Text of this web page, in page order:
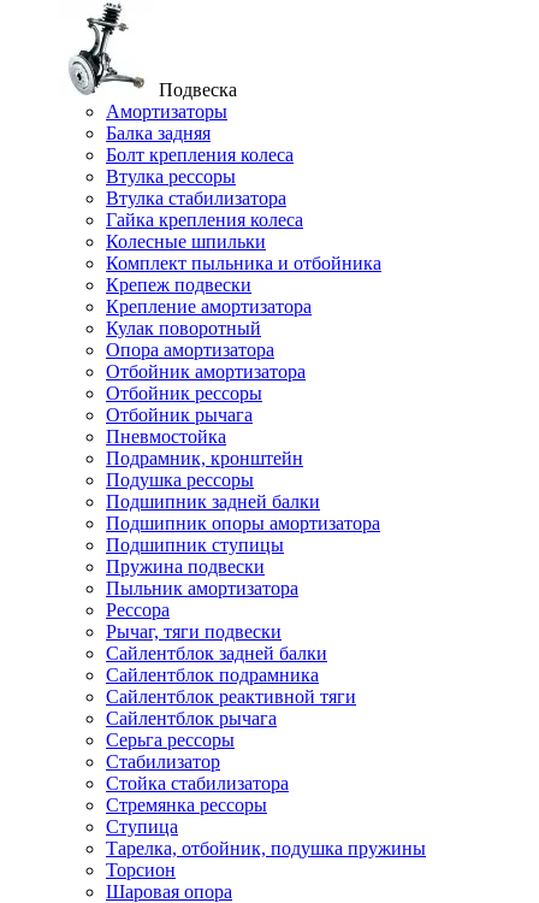
Подвеска
Амортизаторы
Балка задняя
Болт крепления колеса
Втулка рессоры
Втулка стабилизатора
Гайка крепления колеса
Колесные шпильки
Комплект пыльника и отбойника
Крепеж подвески
Крепление амортизатора
Кулак поворотный
Опора амортизатора
Отбойник амортизатора
Отбойник рессоры
Отбойник рычага
Пневмостойка
Подрамник, кронштейн
Подушка рессоры
Подшипник задней балки
Подшипник опоры амортизатора
Подшипник ступицы
Пружина подвески
Пыльник амортизатора
Рессора
Рычаг, тяги подвески
Сайлентблок задней балки
Сайлентблок подрамника
Сайлентблок реактивной тяги
Сайлентблок рычага
Серьга рессоры
Стабилизатор
Стойка стабилизатора
Стремянка рессоры
Ступица
Тарелка, отбойник, подушка пружины
Торсион
Шаровая опора